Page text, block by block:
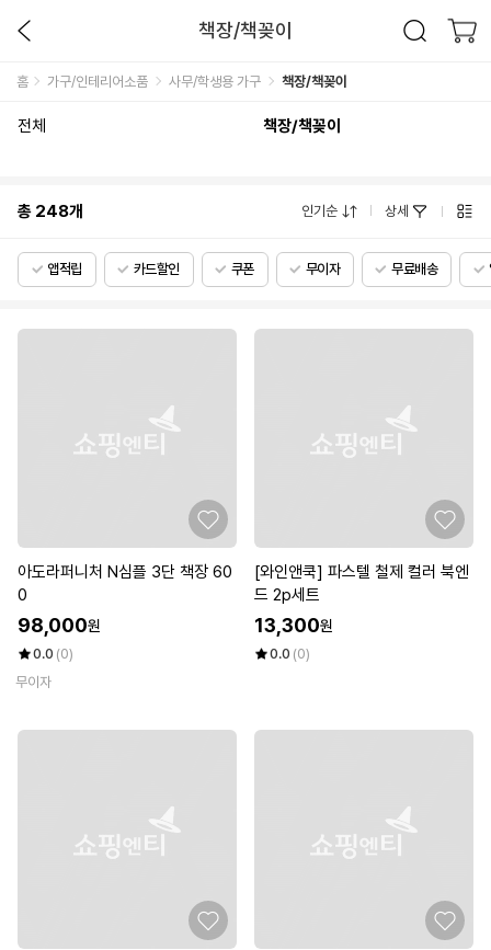
책장/책꽂이
홈 가구/인테리어소품 사무/학생용 가구 책장/책꽂이
전체 책장/책꽂이
총 248개 인기순 상세
앱적립 카드할인 쿠폰 무이자 무료배송
아도라퍼니처 N심플 3단 책장 60
0
98,000원
0.0 (0)
무이자
[와인앤쿡] 파스텔 철제 컬러 북엔
드 2p세트
13,300원
0.0 (0)